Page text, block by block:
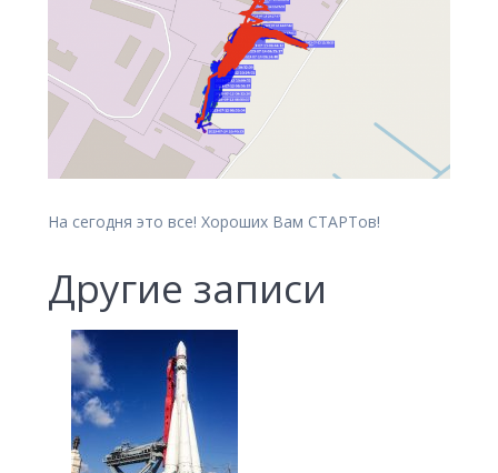
На сегодня это все! Хороших Вам СТАРТов!
Другие записи